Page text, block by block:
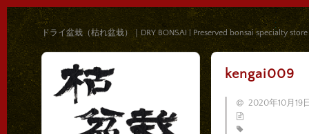
ドライ盆栽（枯れ盆栽）｜DRY BONSAI | Preserved bonsai specialty store
kengai009
2020年10月19